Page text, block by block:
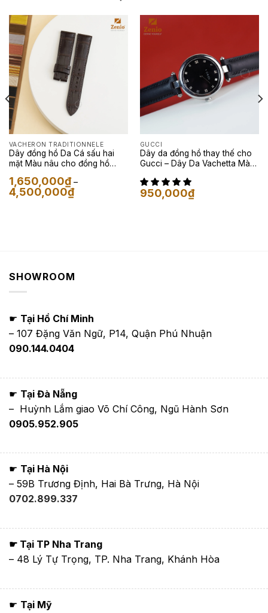
VACHERON TRADITIONNELE
Dây đồng hồ Da Cá sấu hai
mặt Màu nâu cho đồng hồ
1,650,000₫ –
4,500,000₫Khoảng
giá:
GUCCI
Dây da đồng hồ thay thế cho
Gucci – Dây Da Vachetta Màu
950,000₫
SHOWROOM
☛ Tại Hồ Chí Minh
– 107 Đặng Văn Ngữ, P14, Quận Phú Nhuận
090.144.0404
☛ Tại Đà Nẵng
– Huỳnh Lắm giao Võ Chí Công, Ngũ Hành Sơn
0905.952.905
☛ Tại Hà Nội
– 59B Trương Định, Hai Bà Trưng, Hà Nội
0702.899.337
☛ Tại TP Nha Trang
– 48 Lý Tự Trọng, TP. Nha Trang, Khánh Hòa
☛ Tại Mỹ